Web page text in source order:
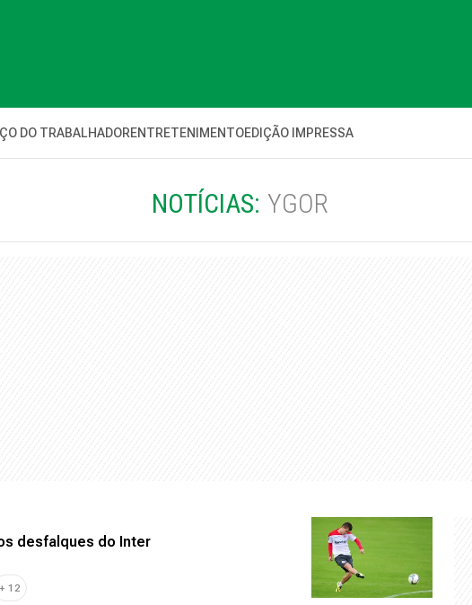
DO TRABALHADORENTRETENIMENTOEDIÇÃO IMPRESSA
NOTÍCIAS: YGOR
desfalques do Inter
+ 12